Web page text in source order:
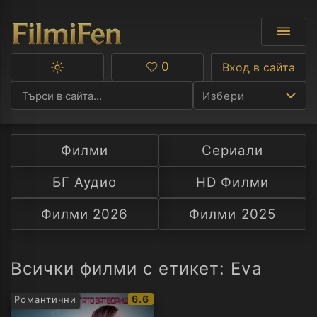
Избери
Ф
С
А
Превключване
тъмна
тема
Любими
0 Вход в сайта
Филми
Сериали
БГ Аудио
HD Филми
Филми 2026
Филми 2025
Всички филми с етикет: Eva
Романтични
IMDb
6.6